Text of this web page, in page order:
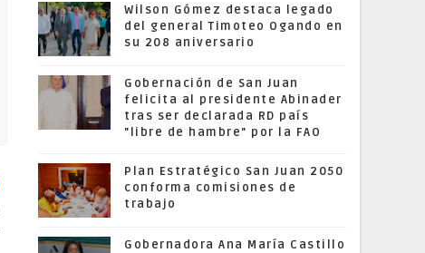
Wilson Gómez destaca legado
del general Timoteo Ogando en
su 208 aniversario
Gobernación de San Juan
felicita al presidente Abinader
tras ser declarada RD país
"libre de hambre" por la FAO
Plan Estratégico San Juan 2050
conforma comisiones de
trabajo
Gobernadora Ana María Castillo